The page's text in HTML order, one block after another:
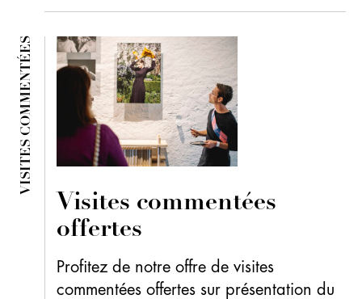
VISITES COMMENTÉES
Visites commentées
offertes
Profitez de notre offre de visites
commentées offertes sur présentation du